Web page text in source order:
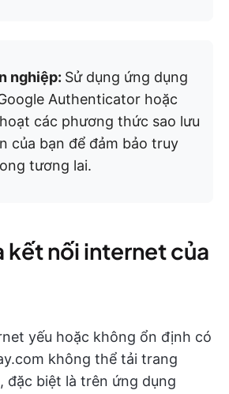
nghiệp: Sử dụng ứng dụng
Authenticator hoặc
các phương thức sao lưu
của bạn để đảm bảo truy
tương lai.
kết nối internet của
yếu hoặc không ổn định có
không thể tải trang
đặc biệt là trên ứng dụng